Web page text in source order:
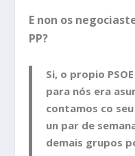
E non os
PP?
Si, o propio
para nós era
contamos co
un par de
demais grupos